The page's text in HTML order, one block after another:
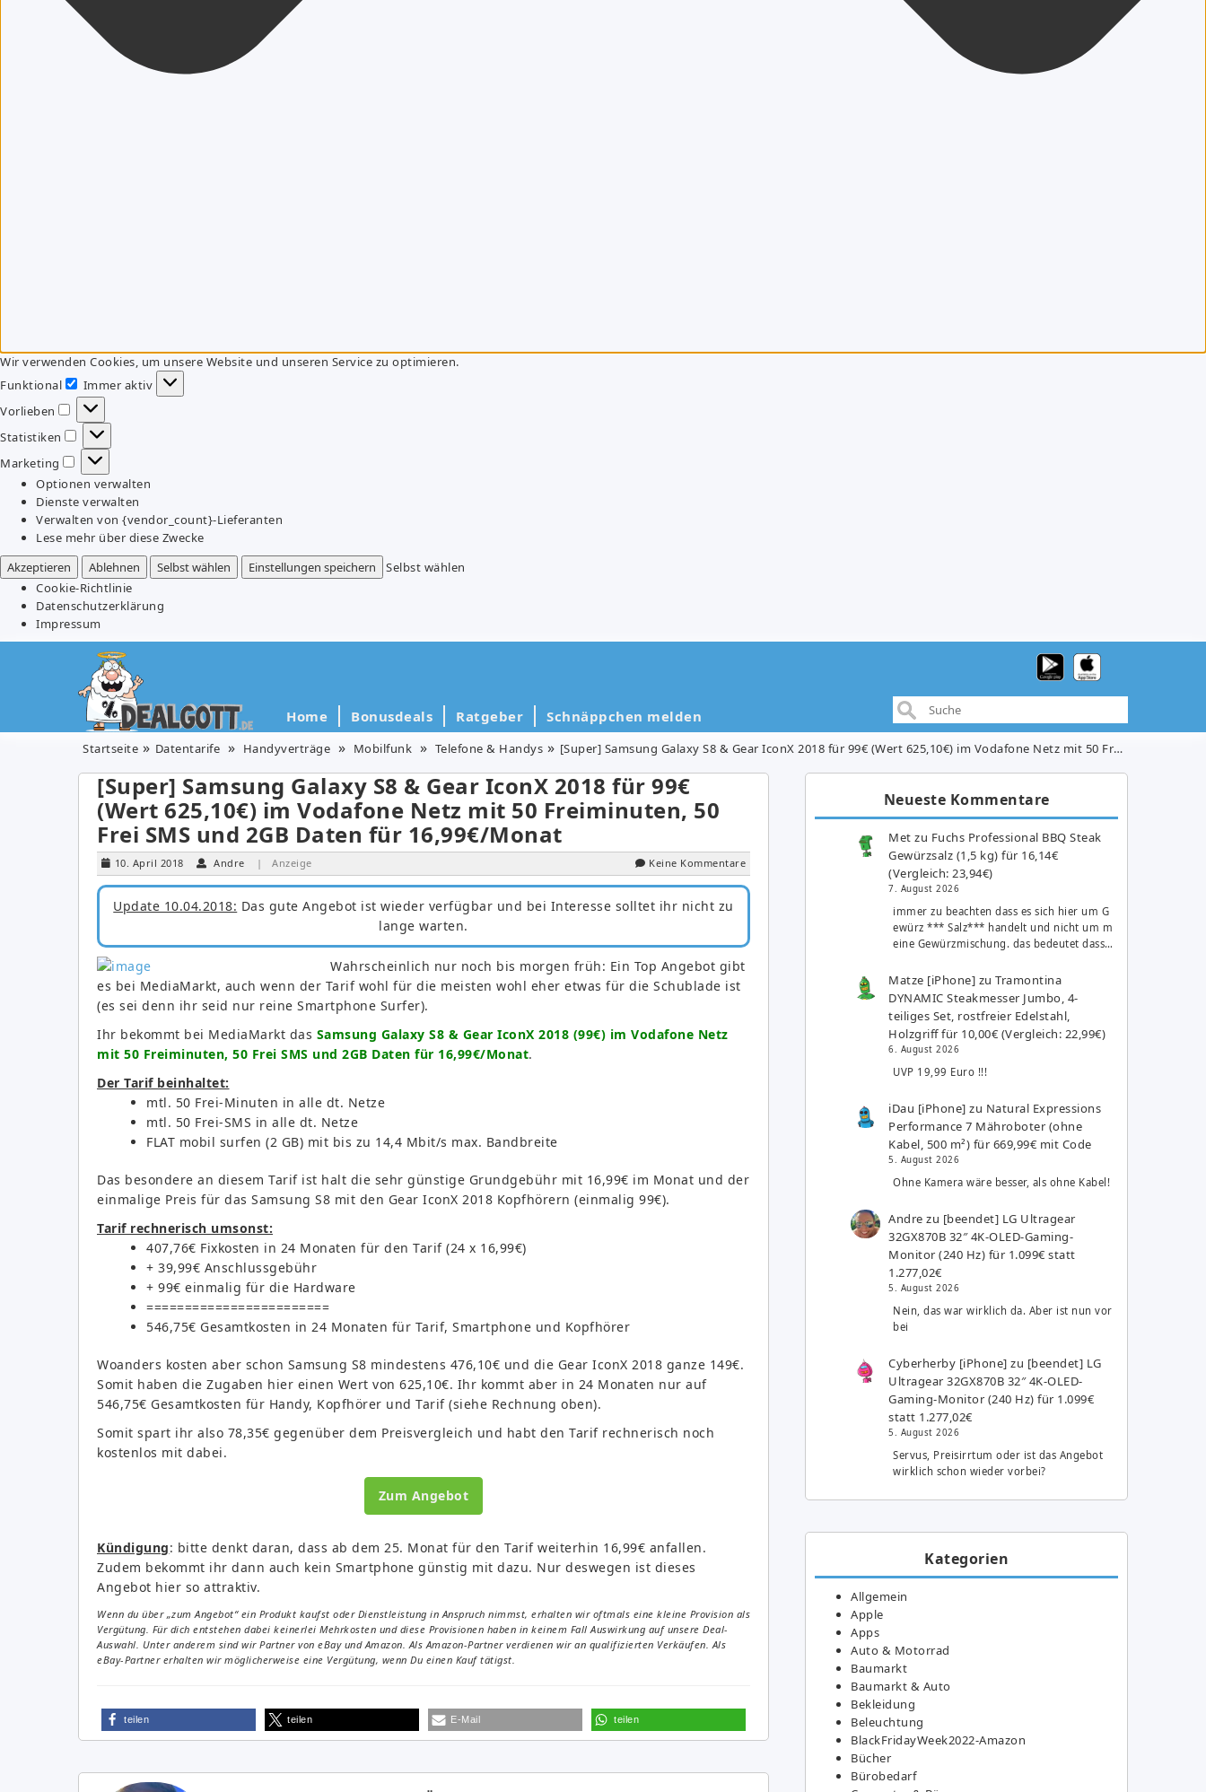
Wir verwenden Cookies, um unsere Website und unseren Service zu optimieren.
Funktional
Funktional
Immer aktiv
Vorlieben
Vorlieben
Statistiken
Statistiken
Marketing
Marketing
Optionen verwalten
Dienste verwalten
Verwalten von {vendor_count}-Lieferanten
Lese mehr über diese Zwecke
Akzeptieren
Ablehnen Selbst wählen Einstellungen speichern
Selbst wählen
Cookie-Richtlinie
Datenschutzerklärung
Impressum
Home Bonusdeals Ratgeber Schnäppchen melden
Startseite Datentarife Handyverträge Mobilfunk Telefone & Handys [Super] Samsung Galaxy S8 & Gear IconX 2018 für 99€ (Wert 625,10€) im Vodafone Netz mit 50 Freiminuten, 50 Frei SMS und 2GB Daten für 16,99€/Monat
[Super] Samsung Galaxy S8 & Gear IconX 2018 für 99€
(Wert 625,10€) im Vodafone Netz mit 50 Freiminuten, 50
Frei SMS und 2GB Daten für 16,99€/Monat
10. April 2018 Andre | Anzeige Keine Kommentare
Update 10.04.2018: Das gute Angebot ist wieder verfügbar und bei Interesse solltet ihr nicht zu
lange warten.
Wahrscheinlich nur noch bis morgen früh: Ein Top Angebot gibt
es bei MediaMarkt, auch wenn der Tarif wohl für die meisten wohl eher etwas für die Schublade ist
(es sei denn ihr seid nur reine Smartphone Surfer).
Ihr bekommt bei MediaMarkt das Samsung Galaxy S8 & Gear IconX 2018 (99€) im Vodafone Netz
mit 50 Freiminuten, 50 Frei SMS und 2GB Daten für 16,99€/Monat.
Der Tarif beinhaltet:
mtl. 50 Frei-Minuten in alle dt. Netze
mtl. 50 Frei-SMS in alle dt. Netze
FLAT mobil surfen (2 GB) mit bis zu 14,4 Mbit/s max. Bandbreite
Das besondere an diesem Tarif ist halt die sehr günstige Grundgebühr mit 16,99€ im Monat und der
einmalige Preis für das Samsung S8 mit den Gear IconX 2018 Kopfhörern (einmalig 99€).
Tarif rechnerisch umsonst:
407,76€ Fixkosten in 24 Monaten für den Tarif (24 x 16,99€)
+ 39,99€ Anschlussgebühr
+ 99€ einmalig für die Hardware
========================
546,75€ Gesamtkosten in 24 Monaten für Tarif, Smartphone und Kopfhörer
Woanders kosten aber schon Samsung S8 mindestens 476,10€ und die Gear IconX 2018 ganze 149€.
Somit haben die Zugaben hier einen Wert von 625,10€. Ihr kommt aber in 24 Monaten nur auf
546,75€ Gesamtkosten für Handy, Kopfhörer und Tarif (siehe Rechnung oben).
Somit spart ihr also 78,35€ gegenüber dem Preisvergleich und habt den Tarif rechnerisch noch
kostenlos mit dabei.
Zum Angebot
Kündigung: bitte denkt daran, dass ab dem 25. Monat für den Tarif weiterhin 16,99€ anfallen.
Zudem bekommt ihr dann auch kein Smartphone günstig mit dazu. Nur deswegen ist dieses
Angebot hier so attraktiv.
Wenn du über „zum Angebot“ ein Produkt kaufst oder Dienstleistung in Anspruch nimmst, erhalten wir oftmals eine kleine Provision als
Vergütung. Für dich entstehen dabei keinerlei Mehrkosten und diese Provisionen haben in keinem Fall Auswirkung auf unsere Deal-
Auswahl. Unter anderem sind wir Partner von eBay und Amazon. Als Amazon-Partner verdienen wir an qualifizierten Verkäufen. Als
eBay-Partner erhalten wir möglicherweise eine Vergütung, wenn Du einen Kauf tätigst.
teilen teilen E-Mail teilen
Neueste Kommentare
Met zu Fuchs Professional BBQ Steak
Gewürzsalz (1,5 kg) für 16,14€
(Vergleich: 23,94€)
7. August 2026
immer zu beachten dass es sich hier um G
ewürz *** Salz*** handelt und nicht um m
eine Gewürzmischung. das bedeutet dass…
Matze [iPhone] zuTramontina
DYNAMIC Steakmesser Jumbo, 4-
teiliges Set, rostfreier Edelstahl,
Holzgriff für 10,00€ (Vergleich: 22,99€)
6. August 2026
UVP 19,99 Euro !!!
iDau [iPhone] zu Natural Expressions
Performance 7 Mähroboter (ohne
Kabel, 500 m²) für 669,99€ mit Code
5. August 2026
Ohne Kamera wäre besser, als ohne Kabel!
Andre zu [beendet] LG Ultragear
32GX870B 32″ 4K-OLED-Gaming-
Monitor (240 Hz) für 1.099€ statt
1.277,02€
5. August 2026
Nein, das war wirklich da. Aber ist nun vor
bei
Cyberherby [iPhone] zu [beendet] LG
Ultragear 32GX870B 32″ 4K-OLED-
Gaming-Monitor (240 Hz) für 1.099€
statt 1.277,02€
5. August 2026
Servus, Preisirrtum oder ist das Angebot
wirklich schon wieder vorbei?
Kategorien
Allgemein
Apple
Apps
Auto & Motorrad
Baumarkt
Baumarkt & Auto
Bekleidung
Beleuchtung
BlackFridayWeek2022-Amazon
Bücher
Bürobedarf